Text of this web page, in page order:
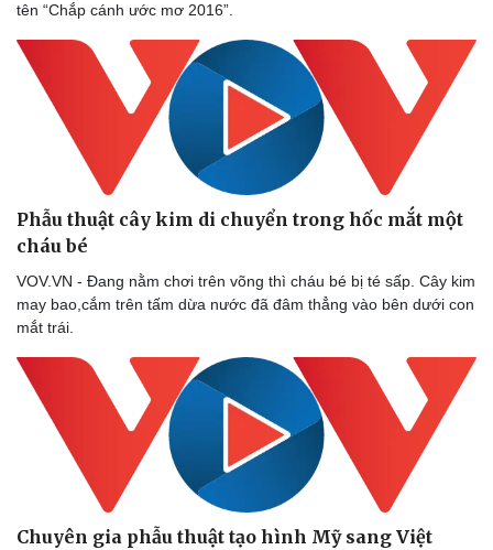
tên “Chắp cánh ước mơ 2016”.
Phẫu thuật cây kim di chuyển trong hốc mắt một
cháu bé
VOV.VN - Đang nằm chơi trên võng thì cháu bé bị té sấp. Cây kim
may bao,cắm trên tấm dừa nước đã đâm thẳng vào bên dưới con
mắt trái.
Chuyên gia phẫu thuật tạo hình Mỹ sang Việt